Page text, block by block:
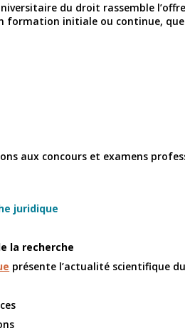
du droit rassemble
formation initiale ou continue,
aux concours et examens
juridique
la recherche
présente l’actualité scientifique